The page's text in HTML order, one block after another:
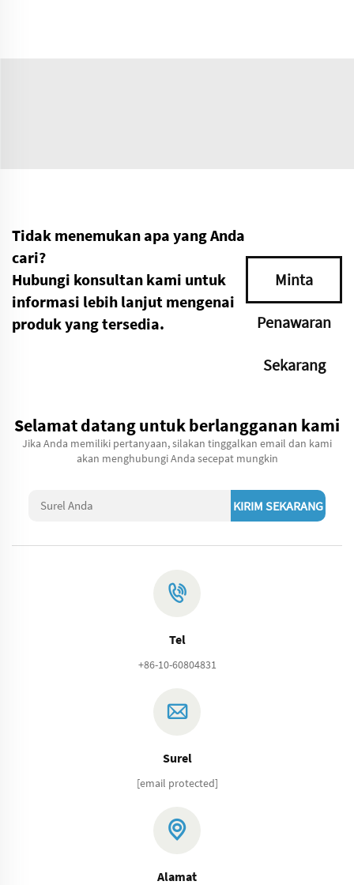
Tidak menemukan apa yang Anda
cari?
Hubungi konsultan kami untuk
informasi lebih lanjut mengenai
produk yang tersedia.
Minta
Penawaran
Sekarang
Selamat datang untuk berlangganan kami
Jika Anda memiliki pertanyaan, silakan tinggalkan email dan kami
akan menghubungi Anda secepat mungkin
KIRIM SEKARANG
Tel
+86-10-60804831
Surel
[email protected]
Alamat